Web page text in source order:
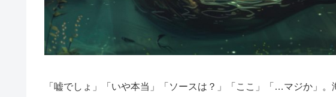
「嘘でしょ」「いや本当」「ソースは？」「ここ」「…マジか」